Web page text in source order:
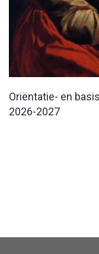
Oriëntatie- en
2026-2027